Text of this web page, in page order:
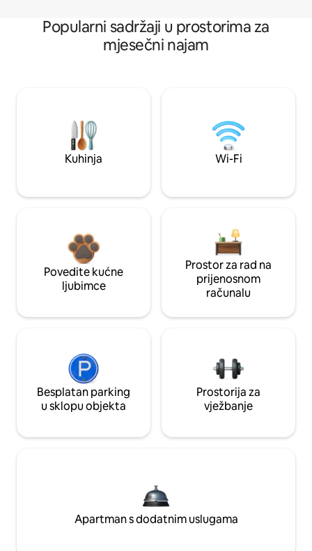
Popularni sadržaji u prostorima za
mjesečni najam
Kuhinja Wi-Fi
Povedite kućne
ljubimce
Prostor za rad na
prijenosnom
računalu
Besplatan parking
u sklopu objekta
Prostorija za
vježbanje
Apartman s dodatnim uslugama